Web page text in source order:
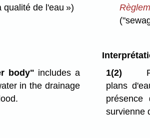
qualité de l'eau »)
body" includes a
in the drainage
1(2)
plans
survienne